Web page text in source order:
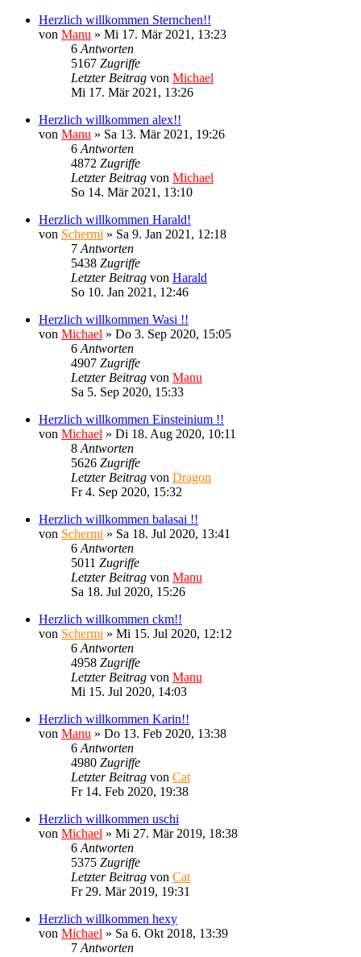
Herzlich willkommen Sternchen!!
von Manu » Mi 17. Mär 2021, 13:23
6 Antworten
5167 Zugriffe
Letzter Beitrag von Michael
Mi 17. Mär 2021, 13:26
Herzlich willkommen alex!!
von Manu » Sa 13. Mär 2021, 19:26
6 Antworten
4872 Zugriffe
Letzter Beitrag von Michael
So 14. Mär 2021, 13:10
Herzlich willkommen Harald!
von Schermi » Sa 9. Jan 2021, 12:18
7 Antworten
5438 Zugriffe
Letzter Beitrag von Harald
So 10. Jan 2021, 12:46
Herzlich willkommen Wasi !!
von Michael » Do 3. Sep 2020, 15:05
6 Antworten
4907 Zugriffe
Letzter Beitrag von Manu
Sa 5. Sep 2020, 15:33
Herzlich willkommen Einsteinium !!
von Michael » Di 18. Aug 2020, 10:11
8 Antworten
5626 Zugriffe
Letzter Beitrag von Dragon
Fr 4. Sep 2020, 15:32
Herzlich willkommen balasai !!
von Schermi » Sa 18. Jul 2020, 13:41
6 Antworten
5011 Zugriffe
Letzter Beitrag von Manu
Sa 18. Jul 2020, 15:26
Herzlich willkommen ckm!!
von Schermi » Mi 15. Jul 2020, 12:12
6 Antworten
4958 Zugriffe
Letzter Beitrag von Manu
Mi 15. Jul 2020, 14:03
Herzlich willkommen Karin!!
von Manu » Do 13. Feb 2020, 13:38
6 Antworten
4980 Zugriffe
Letzter Beitrag von Cat
Fr 14. Feb 2020, 19:38
Herzlich willkommen uschi
von Michael » Mi 27. Mär 2019, 18:38
6 Antworten
5375 Zugriffe
Letzter Beitrag von Cat
Fr 29. Mär 2019, 19:31
Herzlich willkommen hexy
von Michael » Sa 6. Okt 2018, 13:39
7 Antworten